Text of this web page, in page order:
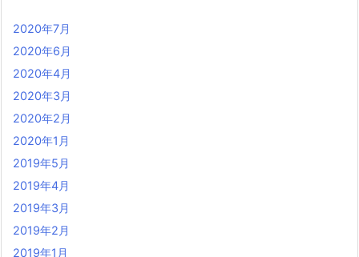
2020年7月
2020年6月
2020年4月
2020年3月
2020年2月
2020年1月
2019年5月
2019年4月
2019年3月
2019年2月
2019年1月